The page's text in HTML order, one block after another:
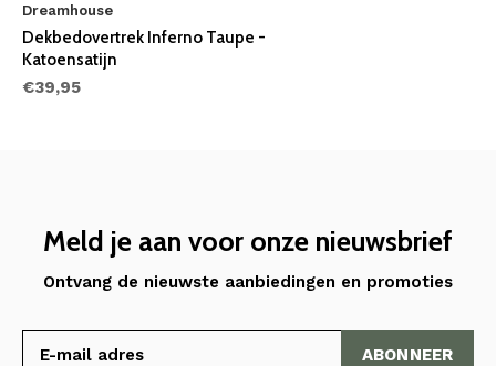
Dreamhouse
Dekbedovertrek Inferno Taupe -
Katoensatijn
€39,95
Meld je aan voor onze nieuwsbrief
Ontvang de nieuwste aanbiedingen en promoties
ABONNEER